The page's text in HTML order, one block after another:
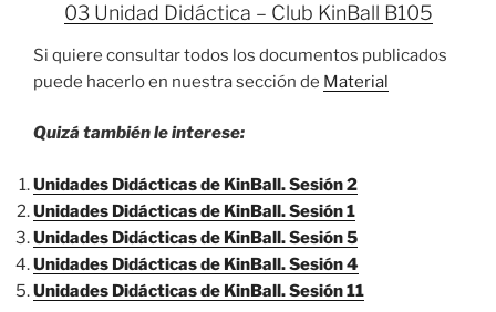
03 Unidad Didáctica – Club KinBall B105
Si quiere consultar todos los documentos publicados
puede hacerlo en nuestra sección de Material
Quizá también le interese:
Unidades Didácticas de KinBall. Sesión 2
Unidades Didácticas de KinBall. Sesión 1
Unidades Didácticas de KinBall. Sesión 5
Unidades Didácticas de KinBall. Sesión 4
Unidades Didácticas de KinBall. Sesión 11